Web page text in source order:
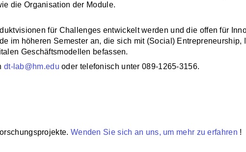
die Organisation der Module.
für Challenges entwickelt werden und die offen für
im höheren Semester an, die sich mit (Social) Entrepreneurship,
Geschäftsmodellen befassen.
dt-lab@hm.eduoder telefonisch unter 089-1265-3156.
Wenden Sie sich an uns, um mehr zu erfahren !